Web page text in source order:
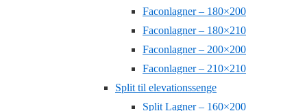
Faconlagner – 180×200
Faconlagner – 180×210
Faconlagner – 200×200
Faconlagner – 210×210
Split til elevationssenge
Split Lagner – 160×200